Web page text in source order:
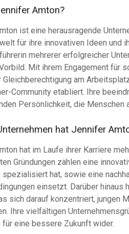
Amton?
ist eine herausragende
für ihre innovativen Ideen und
mehrerer erfolgreicher
Mit ihrem Engagement für
Gleichberechtigung am
Community etabliert. Ihre
Persönlichkeit, die Menschen
hat Jennifer
hat im Laufe ihrer Karriere
Gründungen zählen eine
hat, sowie eine
einsetzt. Darüber hinaus
sich darauf konzentriert, jungen
Ihre vielfältigen
für eine bessere Zukunft wider.